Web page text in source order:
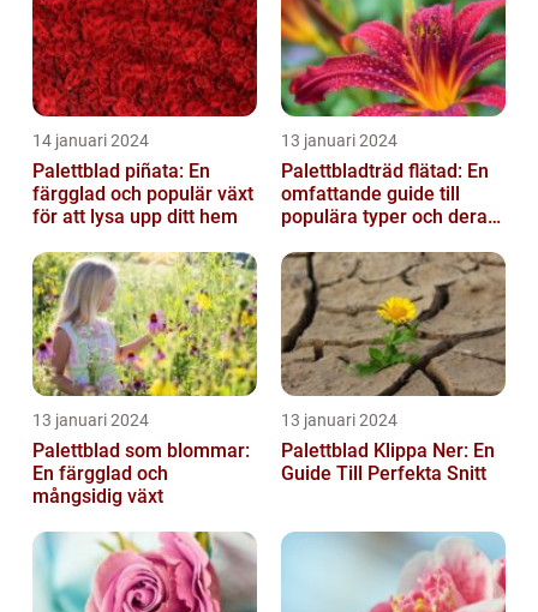
14 januari 2024
Palettblad piñata: En
färgglad och populär växt
för att lysa upp ditt hem
13 januari 2024
Palettbladträd flätad: En
omfattande guide till
populära typer och deras
13 januari 2024
Palettblad som blommar:
En färgglad och
mångsidig växt
13 januari 2024
Palettblad Klippa Ner: En
Guide Till Perfekta Snitt